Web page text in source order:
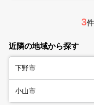
3
近隣の地域から探す
下野市
小山市